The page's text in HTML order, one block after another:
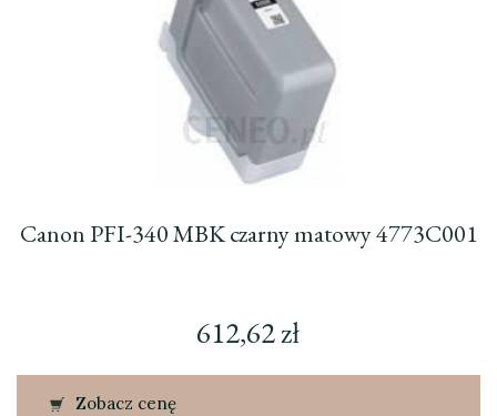
Canon PFI-340 MBK czarny matowy 4773C001
612,62zł
Zobacz cenę